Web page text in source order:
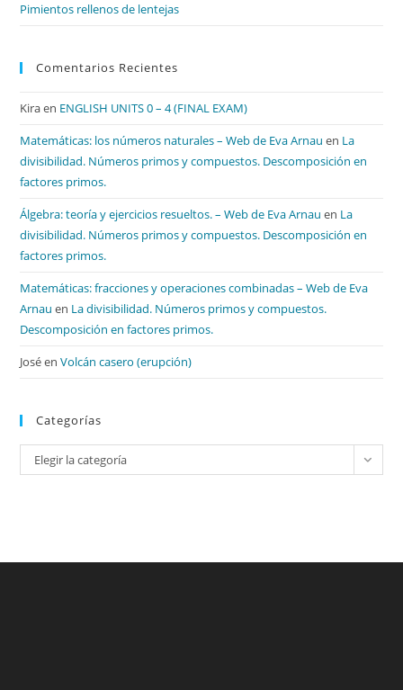
Pimientos rellenos de lentejas
Comentarios Recientes
Kiraen ENGLISH UNITS 0 – 4 (FINAL EXAM)
Matemáticas: los números naturales – Web de Eva Arnau en La
divisibilidad. Números primos y compuestos. Descomposición en
factores primos.
Álgebra: teoría y ejercicios resueltos. – Web de Eva Arnau en La
divisibilidad. Números primos y compuestos. Descomposición en
factores primos.
Matemáticas: fracciones y operaciones combinadas – Web de Eva
Arnau en La divisibilidad. Números primos y compuestos.
Descomposición en factores primos.
JoséenVolcán casero (erupción)
Categorías
Categorías
Elegir la categoría